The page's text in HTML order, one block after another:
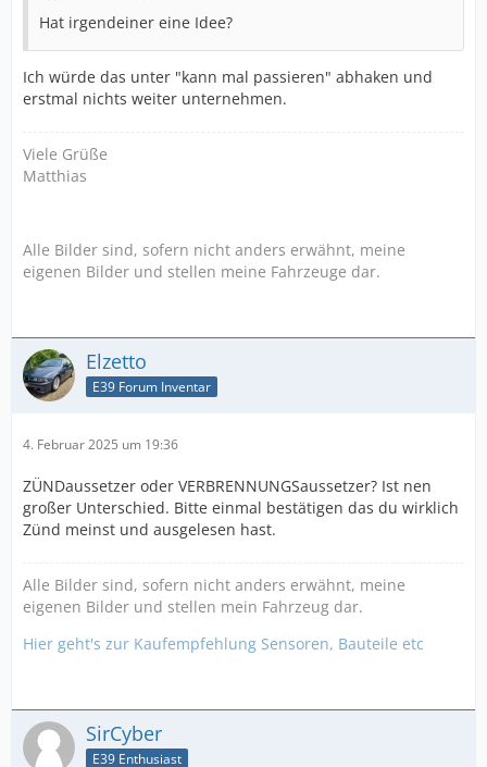
Hat irgendeiner eine Idee?
Ich würde das unter "kann mal passieren" abhaken und
erstmal nichts weiter unternehmen.
Viele Grüße
Matthias
Alle Bilder sind, sofern nicht anders erwähnt, meine
eigenen Bilder und stellen meine Fahrzeuge dar.
Elzetto
E39 Forum Inventar
4. Februar 2025 um 19:36
ZÜNDaussetzer oder VERBRENNUNGSaussetzer? Ist nen
großer Unterschied. Bitte einmal bestätigen das du wirklich
Zünd meinst und ausgelesen hast.
Alle Bilder sind, sofern nicht anders erwähnt, meine
eigenen Bilder und stellen mein Fahrzeug dar.
Hier geht's zur Kaufempfehlung Sensoren, Bauteile etc
SirCyber
E39 Enthusiast